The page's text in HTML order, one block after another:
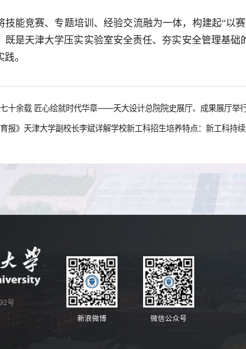
技能竞赛、专题培训、经验交流融为一体，构建起“以
既是天津大学压实实验室安全责任、夯实安全管理基
。
十余载 匠心绘就时代华章——天大设计总院院史展厅、成果展厅举
育报》天津大学副校长李斌详解学校新工科招生培养特点：新工科持
号
新浪微博 微信公众号